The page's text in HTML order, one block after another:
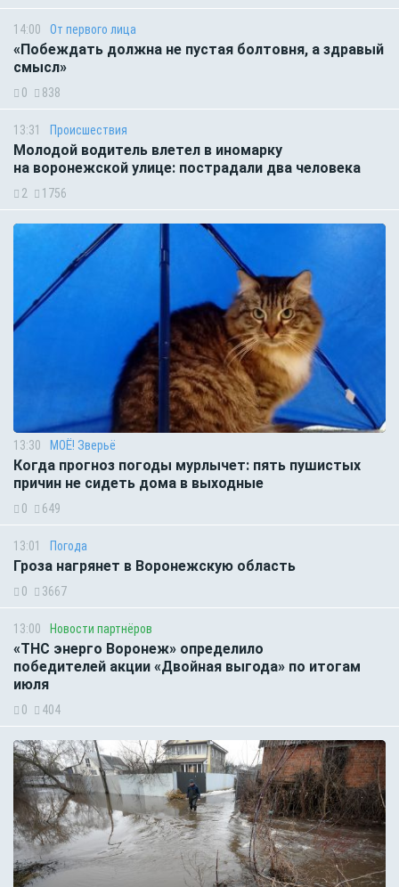
14:00 От первого лица
«Побеждать должна не пустая болтовня, а здравый
смысл»
0 838
13:31 Происшествия
Молодой водитель влетел в иномарку
на воронежской улице: пострадали два человека
2 1756
13:30 МОЁ! Зверьё
Когда прогноз погоды мурлычет: пять пушистых
причин не сидеть дома в выходные
0 649
13:01 Погода
Гроза нагрянет в Воронежскую область
0 3667
13:00 Новости партнёров
«ТНС энерго Воронеж» определило
победителей акции «Двойная выгода» по итогам
июля
0 404